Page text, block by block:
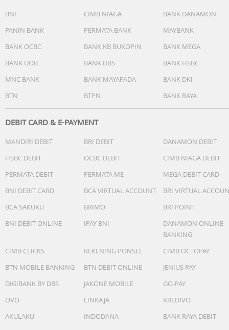
kipas dan intensitas kerja secara cerdas untuk mencapai
Dengan louver yang dapat berputar otomatis ke atas dan
bawah serta roda caster 360 derajat, sirkulasi udara
pengalaman hidup yang lebih segar dan sehat setiap
harinya.
Model: DW-T30FY-H/W
Area Dehumidifying : Hingga 77 m²
Area Air Purifying
: Hingga 37 m²
Teknologi Ion
: Plasmacluster Ion (7.000 ions/cm³)
Jenis Filter: HEPA + Active Carbon Deodorizing (Tahan
Tegangan Listrik
: 220V-240V / 50Hz
Dimensi (P x L x T)
: 359 x 303 x 665 mm
Berat: 18.7 kg
: 26 - 53 dBA
Arah Angin (Louver) : Atas-Bawah (Otomatis) / Kiri-Kanan
(Manual)
BNI
CIMB NIAGA
BANK DANAMON
PANIN BANK
PERMATA BANK
MAYBANK
BANK OCBC
BANK KB BUKOPIN
BANK MEGA
BANK UOB
BANK DBS
BANK HSBC
MNC BANK
BANK MAYAPADA
BANK DKI
BTN
BTPN BANK RAYA
DEBIT CARD & E-PAYMENT
MANDIRI DEBIT BRI DEBIT
DANAMON DEBIT
HSBC DEBIT
OCBC DEBIT
CIMB NIAGA DEBIT
PERMATA DEBIT
PERMATA ME
MEGA DEBIT CARD
BNI DEBIT CARD
BCA VIRTUAL ACCOUNT
BRI VIRTUAL
BCA SAKUKU
BRIMO
BRI POINT
BNI DEBIT ONLINE
IPAY BNI
DANAMON ONLINE
BANKING
CIMB CLICKS
REKENING PONSEL
CIMB OCTOPAY
BTN MOBILE BANKING
BTN DEBIT ONLINE
JENIUS PAY
DIGIBANK BY DBS
JAKONE MOBILE
GO-PAY
OVO
LINKAJA
KREDIVO
AKULAKU
INDODANA BANK RAYA DEBIT